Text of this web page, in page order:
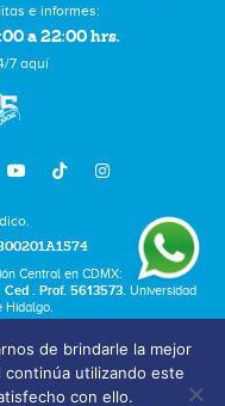
e informes:
a 22:00 hrs.
7 aquí
Central en CDMX:
. Prof. 5613573. Universidad
Hidalgo.
de brindarle la mejor
utilizando este
con ello.